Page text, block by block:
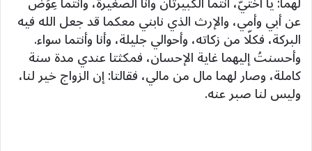
عن أبي وأمي، والإرث الذي نابني معكما قد جعل الله فيه
البركة، فكلّا من زكاته، وأحوالي جليلة، وأنا وأنتما سواء.
وأحسنتُ إليهما غاية الإحسان، فمكثتا عندي مدة سنة
كاملة، وصار لهما مال من مالي، فقالتا: إن الزواج خير لنا،
وليس لنا صبر عنه.